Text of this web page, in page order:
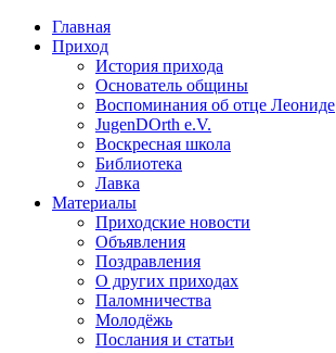
Главная
Приход
История прихода
Основатель общины
Воспоминания об отце Леониде
JugenDOrth e.V.
Воскресная школа
Библиотека
Лавка
Материалы
Приходские новости
Объявления
Поздравления
О других приходах
Паломничества
Молодёжь
Послания и статьи